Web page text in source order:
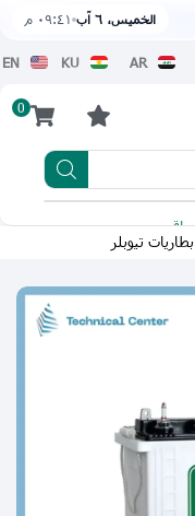
الخميس، ٦ آب ٠٩:٤١ م
AR
KU
EN
0
بطاريات تيوبلر